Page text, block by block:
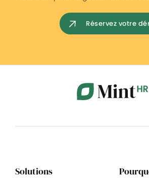
Réservez votre
Solutions